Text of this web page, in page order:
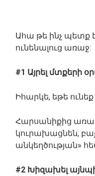
Ահա թե ինչ պետք
ունենալուց առաջ:
#1 Այրել մտքերի
Իհարկե, եթե
Հարսանիքից առաջ
կուրախացնեն,
անկեղծության»
#2 Խիզախել